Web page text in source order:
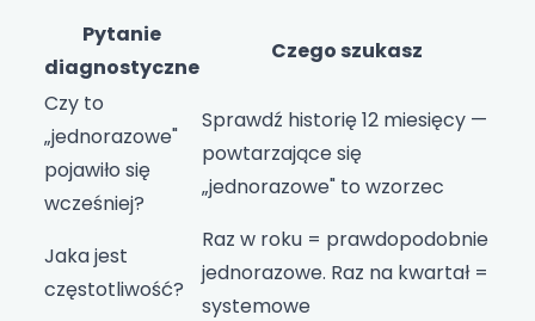
Pytanie
diagnostyczne
Czego szukasz
Czy to
„jednorazowe"
pojawiło się
wcześniej?
Sprawdź historię 12 miesięcy —
powtarzające się
„jednorazowe" to wzorzec
Jaka jest
częstotliwość?
Raz w roku = prawdopodobnie
jednorazowe. Raz na kwartał =
systemowe